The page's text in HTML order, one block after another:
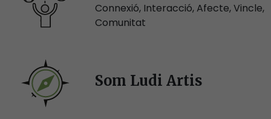
Connexió, Interacció, Afecte, Vincle,
Comunitat
Som Ludi Artis